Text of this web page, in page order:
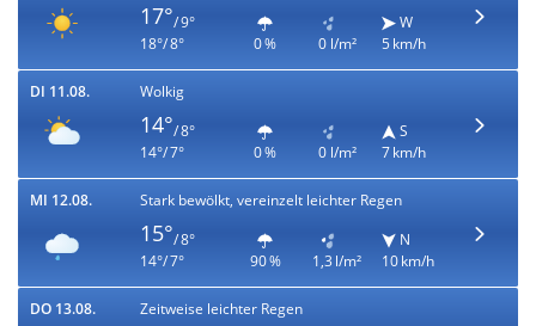
17°/ 9°
18°/ 8°
0 % 0 l/m²
W
5 km/h
DI 11.08. Wolkig
14°/ 8°
14°/ 7°
0 % 0 l/m²
S
7 km/h
MI 12.08. Stark bewölkt, vereinzelt leichter Regen
15°/ 8°
14°/ 7°
90 % 1,3 l/m²
N
10 km/h
DO 13.08. Zeitweise leichter Regen